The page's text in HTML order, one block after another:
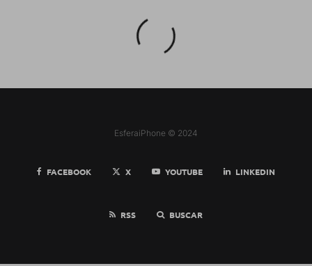
EsferaiPhone © 2024
FACEBOOK X YOUTUBE LINKEDIN
RSS BUSCAR